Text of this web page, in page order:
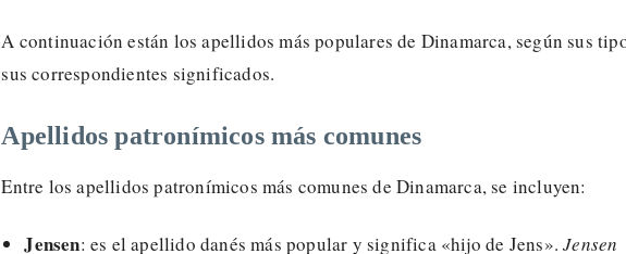
A continuación están los apellidos más populares de Dinamarca, según sus
sus correspondientes significados.
Apellidos patronímicos más comunes
Entre los apellidos patronímicos más comunes de Dinamarca, se incluyen:
Jensen: es el apellido danés más popular y significa «hijo de Jens».Jensen